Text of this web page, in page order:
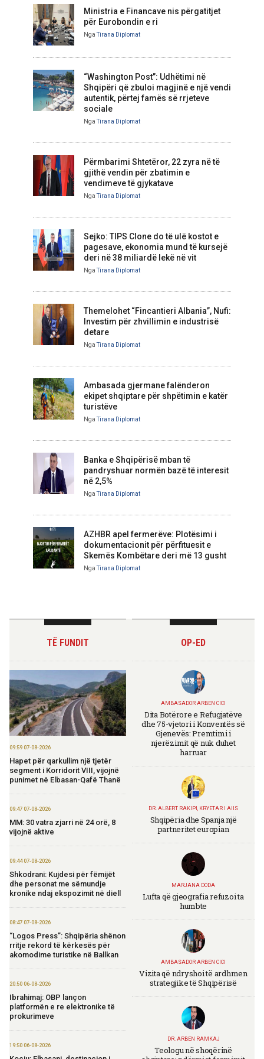
Ministria e Financave nis përgatitjet
për Eurobondin e ri
NgaTirana Diplomat
“Washington Post”: Udhëtimi në
Shqipëri që zbuloi magjinë e një vendi
autentik, përtej famës së rrjeteve
sociale
NgaTirana Diplomat
Përmbarimi Shtetëror, 22 zyra në të
gjithë vendin për zbatimin e
vendimeve të gjykatave
NgaTirana Diplomat
Sejko: TIPS Clone do të ulë kostot e
pagesave, ekonomia mund të kursejë
deri në 38 miliardë lekë në vit
NgaTirana Diplomat
Themelohet “Fincantieri Albania”, Nufi:
Investim për zhvillimin e industrisë
detare
NgaTirana Diplomat
Ambasada gjermane falënderon
ekipet shqiptare për shpëtimin e katër
turistëve
NgaTirana Diplomat
Banka e Shqipërisë mban të
pandryshuar normën bazë të interesit
në 2,5%
NgaTirana Diplomat
AZHBR apel fermerëve: Plotësimi i
dokumentacionit për përfituesit e
Skemës Kombëtare deri më 13 gusht
NgaTirana Diplomat
TË FUNDIT
09:59 07-08-2026
Hapet për qarkullim një tjetër
segment i Korridorit VIII, vijojnë
punimet në Elbasan-Qafë Thanë
09:47 07-08-2026
MM: 30 vatra zjarri në 24 orë, 8
vijojnë aktive
09:44 07-08-2026
Shkodrani: Kujdesi për fëmijët
dhe personat me sëmundje
kronike ndaj ekspozimit në diell
08:47 07-08-2026
“Logos Press”: Shqipëria shënon
rritje rekord të kërkesës për
akomodime turistike në Ballkan
20:50 06-08-2026
Ibrahimaj: OBP lançon
platformën e re elektronike të
prokurimeve
19:50 06-08-2026
OP-ED
AMBASADOR ARBEN CICI
Dita Botërore e Refugjatëve
dhe 75-vjetori i Konventës së
Gjenevës: Premtimi i
njerëzimit që nuk duhet
harruar
DR. ALBERT RAKIPI, KRYETAR I AIIS
Shqipëria dhe Spanja një
partneritet europian
MARJANA DODA
Lufta që gjeografia refuzoi ta
humbte
AMBASADOR ARBEN CICI
Vizita që ndryshoi të ardhmen
strategjike të Shqipërisë
DR. ARBEN RAMKAJ
Teologu në shoqërinë